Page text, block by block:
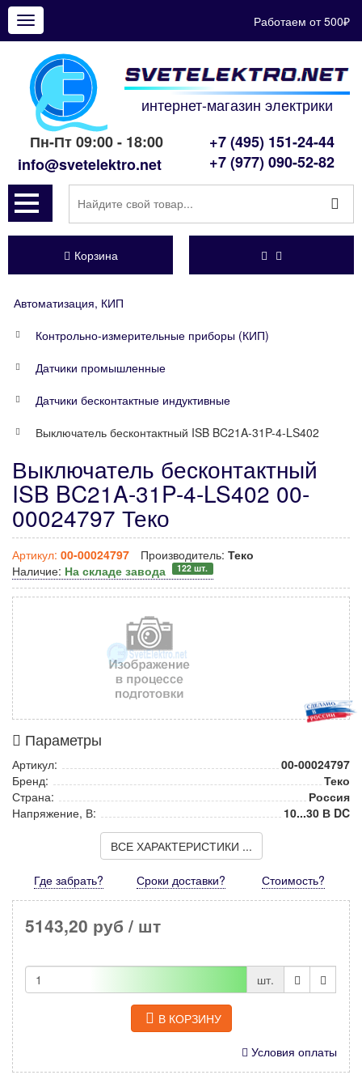
Показать
меню
Работаем от 500₽
интернет-магазин электрики
Пн-Пт 09:00 - 18:00
info@svetelektro.net
+7 (495) 151-24-44
+7 (977) 090-52-82
Корзина
Автоматизация, КИП
Контрольно-измерительные приборы (КИП)
Датчики промышленные
Датчики бесконтактные индуктивные
Выключатель бесконтактный ISB BC21A-31P-4-LS402
Выключатель бесконтактный
ISB BC21A-31P-4-LS402 00-
00024797 Теко
Артикул: 00-00024797 Производитель: Теко
Наличие: На складе завода 122 шт.
Параметры
Артикул:
00-00024797
Бренд:
Теко
Страна:
Россия
Напряжение, В:
10...30 В DC
ВСЕ ХАРАКТЕРИСТИКИ ...
Где забрать? Сроки доставки? Стоимость?
5143,20 руб / шт
шт.
В КОРЗИНУ
Условия оплаты